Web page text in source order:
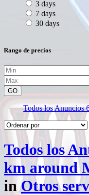
3 days
7 days
30 days
Rango de precios
GO
Todos los Anuncios
Todos los
km around
inOtros